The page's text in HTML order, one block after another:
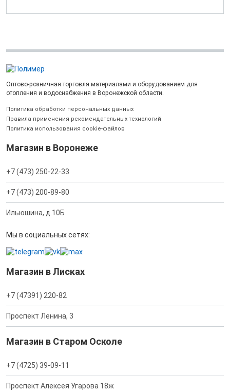
Оптово-розничная торговля материалами и оборудованием для
отопления и водоснабжения в Воронежской области.
Политика обработки персональных данных
Правила применения рекомендательных технологий
Политика использования cookie-файлов
Магазин в Воронеже
+7 (473) 250-22-33
+7 (473) 200-89-80
Ильюшина, д.10Б
Мы в социальных сетях:
Магазин в Лисках
+7 (47391) 220-82
Проспект Ленина, 3
Магазин в Старом Осколе
+7 (4725) 39-09-11
Проспект Алексея Угарова 18ж